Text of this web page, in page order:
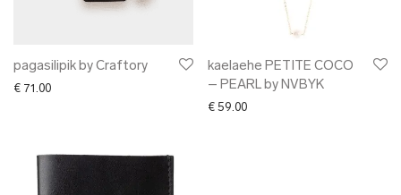
pagasilipik by Craftory
€ 71.00
kaelaehe PETITE COCO
– PEARL by NVBYK
€ 59.00